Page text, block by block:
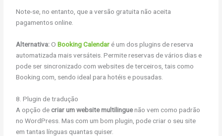
Note-se, no entanto, que a versão gratuita não aceita
pagamentos online.
Alternativa:OBooking Calendar é um dos plugins de reserva
automatizada mais versáteis. Permite reservas de vários dias e
pode ser sincronizado com websites de terceiros, tais como
Booking.com, sendo ideal para hotéis e pousadas.
8. Plugin de tradução
A opção de criar um website multilinguenão vem como padrão
no WordPress. Mas com um bom plugin, pode criar o seu site
em tantas línguas quantas quiser.